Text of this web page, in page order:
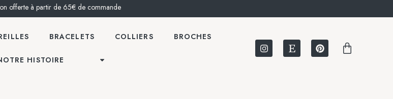
offerte à partir de 65€ de commande
BRACELETS COLLIERS BROCHES
HISTOIRE